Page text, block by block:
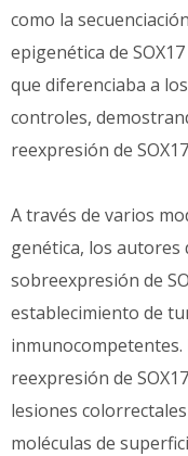
como la
epigenética de
que diferenciaba a
controles,
reexpresión de
A través de varios
genética, los
sobreexpresión de
establecimiento de
inmunocompetentes.
reexpresión de
lesiones
moléculas de